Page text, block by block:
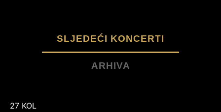
SLJEDEĆI KONCERTI
ARHIVA
27 KOL